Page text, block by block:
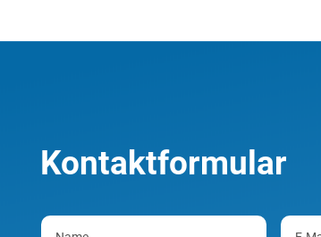
Kontaktformular